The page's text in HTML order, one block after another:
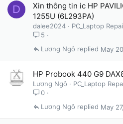
D
Xin thông tin ic HP
1255U (6L293PA)
dalee2024
PC_Laptop
5
May
Lương Ngô
HP Probook 440 G9
Lương Ngô
PC_Laptop
0
May
Lương Ngô